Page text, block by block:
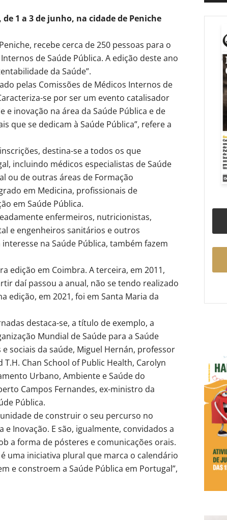
1 a 3 de junho, na cidade de Peniche
recebe cerca de 250 pessoas para o
de Saúde Pública. A edição deste ano
da Saúde”.
pelas Comissões de Médicos Internos de
se por ser um evento catalisador
inovação na área da Saúde Pública e de
que se dedicam à Saúde Pública”, refere a
destina-se a todos os que
incluindo médicos especialistas de Saúde
ou de outras áreas de Formação
em Medicina, profissionais de
em Saúde Pública.
enfermeiros, nutricionistas,
e engenheiros sanitários e outros
na Saúde Pública, também fazem
edição em Coimbra. A terceira, em 2011,
daí passou a anual, não se tendo realizado
edição, em 2021, foi em Santa Maria da
destaca-se, a título de exemplo, a
Mundial de Saúde para a Saúde
sociais da saúde, Miguel Hernán, professor
Chan School of Public Health, Carolyn
Urbano, Ambiente e Saúde do
Campos Fernandes, ex-ministro da
Pública.
de construir o seu percurso no
Inovação. E são, igualmente, convidados a
a forma de pósteres e comunicações orais.
uma iniciativa plural que marca o calendário
e constroem a Saúde Pública em Portugal”,